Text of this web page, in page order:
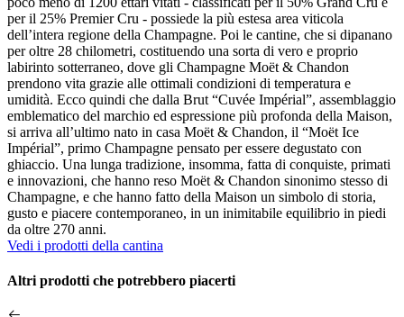
per il 25% Premier Cru - possiede la più estesa area viticola
dell’intera regione della Champagne. Poi le cantine, che si dipanano
per oltre 28 chilometri, costituendo una sorta di vero e proprio
labirinto sotterraneo, dove gli Champagne Moët & Chandon
prendono vita grazie alle ottimali condizioni di temperatura e
umidità. Ecco quindi che dalla Brut “Cuvée Impérial”, assemblaggio
emblematico del marchio ed espressione più profonda della Maison,
si arriva all’ultimo nato in casa Moët & Chandon, il “Moët Ice
Impérial”, primo Champagne pensato per essere degustato con
ghiaccio. Una lunga tradizione, insomma, fatta di conquiste, primati
e innovazioni, che hanno reso Moët & Chandon sinonimo stesso di
Champagne, e che hanno fatto della Maison un simbolo di storia,
gusto e piacere contemporaneo, in un inimitabile equilibrio in piedi
da oltre 270 anni.
Vedi i prodotti della cantina
Altri prodotti che potrebbero piacerti